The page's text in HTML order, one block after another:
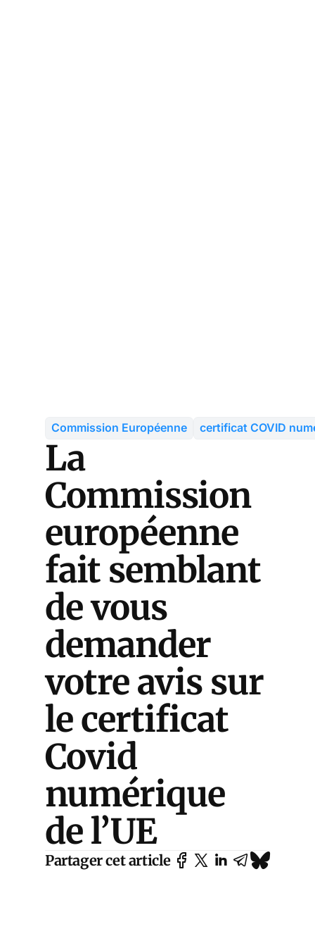
Commission Européenne certificat COVID
La
Commission
européenne
fait semblant
de vous
demander
votre avis sur
le certificat
Covid
numérique
de l’UE
Partager cet article